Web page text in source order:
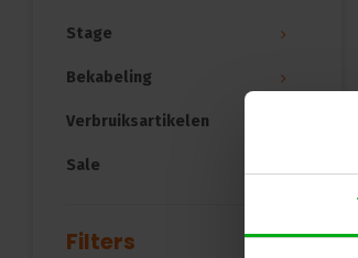
Stage
Bekabeling
Verbruiksartikelen
Sale
Filters